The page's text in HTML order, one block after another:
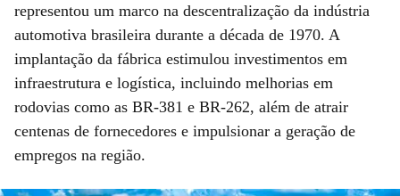
representou um marco na descentralização da indústria
automotiva brasileira durante a década de 1970. A
implantação da fábrica estimulou investimentos em
infraestrutura e logística, incluindo melhorias em
rodovias como as BR-381 e BR-262, além de atrair
centenas de fornecedores e impulsionar a geração de
empregos na região.